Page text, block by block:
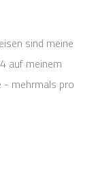
sind meine
auf meinem
- mehrmals pro